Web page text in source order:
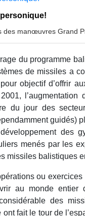
des manœuvres Grand
du programme
de missiles a
objectif d’offrir
du jour des
guidés)
des
menés par les
missiles balistiques
ou
au monde entier
des
fait le tour de